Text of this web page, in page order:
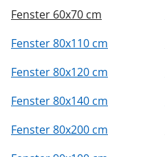
Fenster 60x70 cm
Fenster 80x110 cm
Fenster 80x120 cm
Fenster 80x140 cm
Fenster 80x200 cm